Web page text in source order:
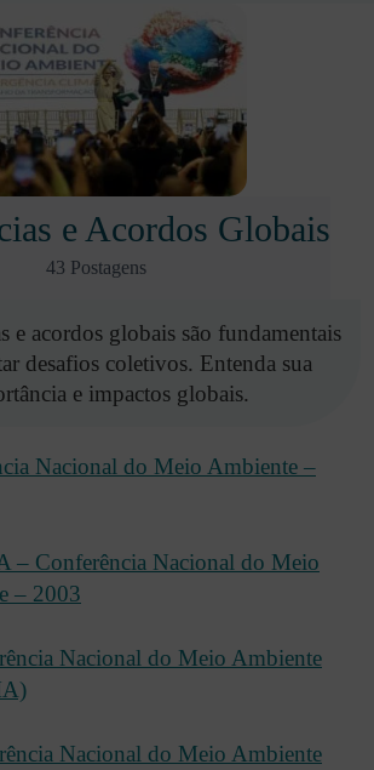
e Acordos Globais
43 Postagens
e acordos globais são fundamentais
desafios coletivos. Entenda sua
e impactos globais.
Nacional do Meio Ambiente –
– Conferência Nacional do Meio
– 2003
Nacional do Meio Ambiente
Nacional do Meio Ambiente